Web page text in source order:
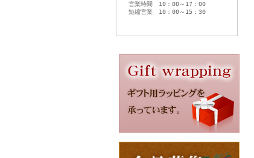
営業時間 10：00～17：00
短縮営業 10：00～15：30